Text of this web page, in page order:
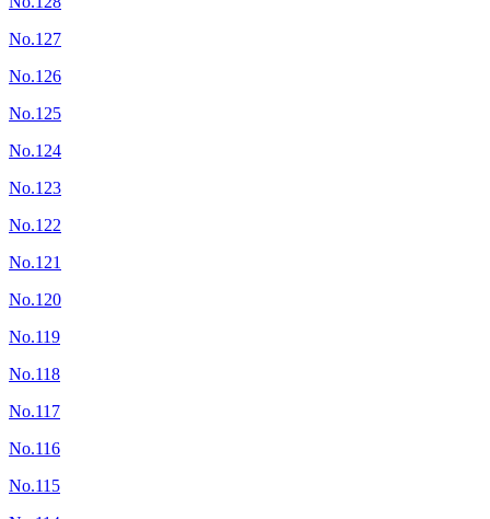
No.127
No.126
No.125
No.124
No.123
No.122
No.121
No.120
No.119
No.118
No.117
No.116
No.115